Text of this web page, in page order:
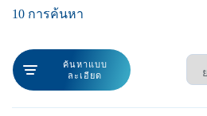
10 การค้นหา
ค้นหาแบบ
ละเอียด